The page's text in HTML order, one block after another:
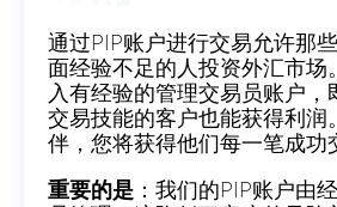
通过PIP账户进行交易允许那
面经验不足的人投资外汇市场
入有经验的管理交易员账户，
交易技能的客户也能获得利润
伴，您将获得他们每一笔成功
重要的是 ：我们的PIP账户由